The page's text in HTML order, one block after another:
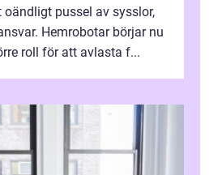
oändligt pussel av sysslor,
Hemrobotar börjar nu
roll för att avlasta f...